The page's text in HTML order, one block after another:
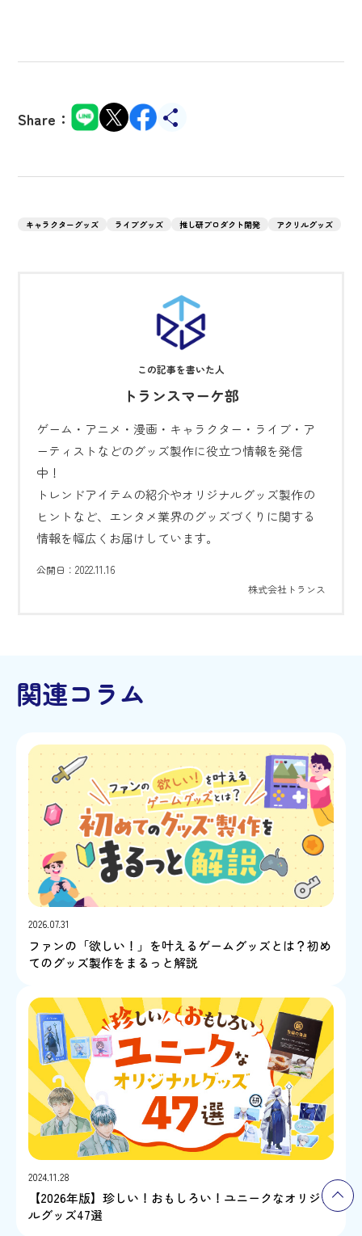
Share：
キャラクターグッズ ライブグッズ 推し研プロダクト開発 アクリルグッズ
トランスマーケ部
ゲーム・アニメ・漫画・キャラクター・ライブ・ア
ーティストなどのグッズ製作に役立つ情報を発信
中！
トレンドアイテムの紹介やオリジナルグッズ製作の
ヒントなど、エンタメ業界のグッズづくりに関する
情報を幅広くお届けしています。
公開日：2022.11.16
株式会社トランス
関連コラム
2026.07.31
ファンの「欲しい！」を叶えるゲームグッズとは？初め
てのグッズ製作をまるっと解説
2024.11.28
【2026年版】珍しい！おもしろい！ユニークなオリジナ
ルグッズ47選